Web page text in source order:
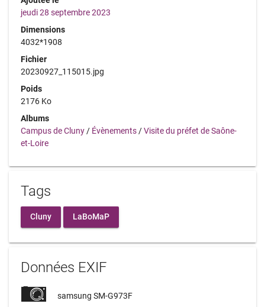
jeudi 28 septembre 2023
Dimensions
4032*1908
Fichier
20230927_115015.jpg
Poids
2176 Ko
Albums
Campus de Cluny / Évènements /Visite du préfet de Saône-
et-Loire
Tags
Cluny LaBoMaP
Données EXIF
samsung SM-G973F